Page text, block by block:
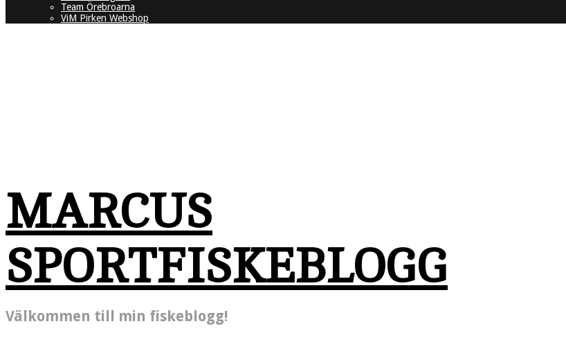
Team Örebroarna
ViM Pirken Webshop
MARCUS
SPORTFISKEBLOGG
Välkommen till min fiskeblogg!